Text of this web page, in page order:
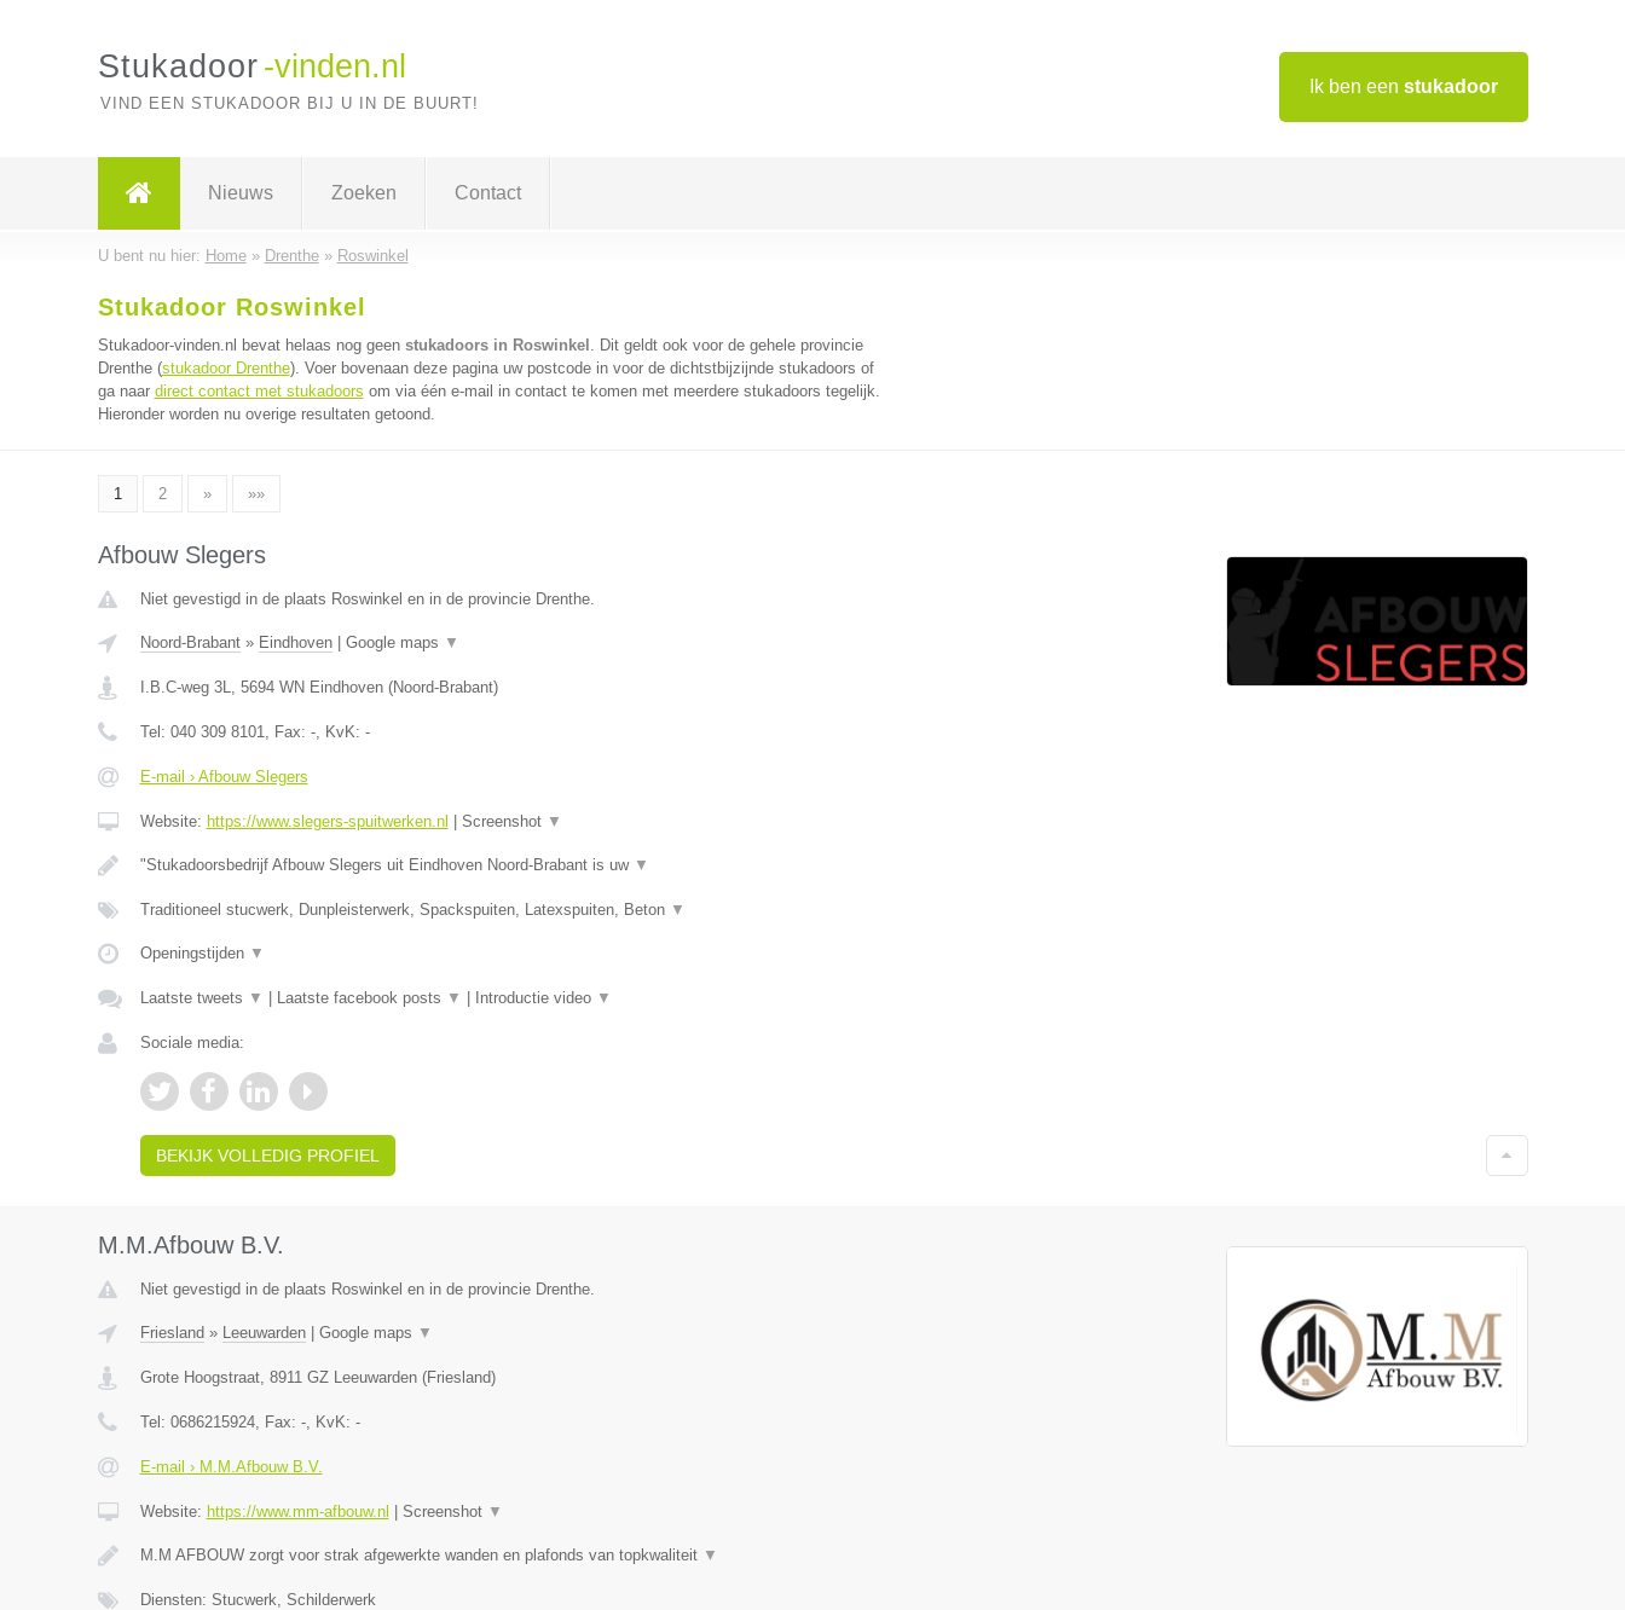
Ik ben een stukadoor
Stukadoor -vinden.nl
VIND EEN STUKADOOR BIJ U IN DE BUURT!
Nieuws Zoeken Contact
U bent nu hier: Home» Drenthe» Roswinkel
Stukadoor Roswinkel
Stukadoor-vinden.nl bevat helaas nog geen stukadoors in Roswinkel . Dit geldt ook voor de gehele provincie
Drenthe (stukadoor Drenthe). Voer bovenaan deze pagina uw postcode in voor de dichtstbijzijnde stukadoors of
ga naar direct contact met stukadoors om via één e-mail in contact te komen met meerdere stukadoors tegelijk.
Hieronder worden nu overige resultaten getoond.
1 2 » »»
Afbouw Slegers
Niet gevestigd in de plaats Roswinkel en in de provincie Drenthe.
Noord-Brabant» Eindhoven| Google maps ▼
I.B.C-weg 3L, 5694 WN Eindhoven(Noord-Brabant)
Tel: 040 309 8101, Fax: -, KvK: -
E-mail › Afbouw Slegers
Website: https://www.slegers-spuitwerken.nl Screenshot ▼
"Stukadoorsbedrijf Afbouw Slegers uit Eindhoven Noord-Brabant is uw ▼
Traditioneel stucwerk, Dunpleisterwerk, Spackspuiten, Latexspuiten, Beton ▼
Openingstijden ▼
Laatste tweets ▼ Laatste facebook posts ▼ Introductie video ▼
Sociale media:
BEKIJK VOLLEDIG PROFIEL
M.M.Afbouw B.V.
Niet gevestigd in de plaats Roswinkel en in de provincie Drenthe.
Friesland » Leeuwarden| Google maps ▼
Grote Hoogstraat, 8911 GZ Leeuwarden(Friesland)
Tel: 0686215924, Fax: -, KvK: -
E-mail › M.M.Afbouw B.V.
Website: https://www.mm-afbouw.nl Screenshot ▼
M.M AFBOUW zorgt voor strak afgewerkte wanden en plafonds van topkwaliteit ▼
Diensten: Stucwerk, Schilderwerk